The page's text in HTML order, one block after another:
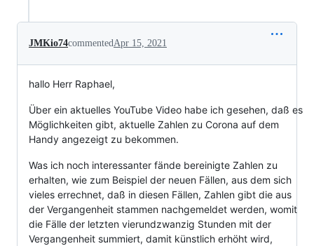
JMKio74commented Apr 15, 2021
hallo Herr Raphael,
Über ein aktuelles YouTube Video habe ich gesehen, daß es
Möglichkeiten gibt, aktuelle Zahlen zu Corona auf dem
Handy angezeigt zu bekommen.
Was ich noch interessanter fände bereinigte Zahlen zu
erhalten, wie zum Beispiel der neuen Fällen, aus dem sich
vieles errechnet, daß in diesen Fällen, Zahlen gibt die aus
der Vergangenheit stammen nachgemeldet werden, womit
die Fälle der letzten vierundzwanzig Stunden mit der
Vergangenheit summiert, damit künstlich erhöht wird,